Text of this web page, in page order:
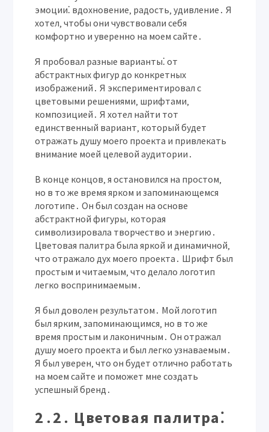
эмоции⁚ вдохновение‚ радость‚ удивление․ Я
хотел‚ чтобы они чувствовали себя
комфортно и уверенно на моем сайте․
Я пробовал разные варианты⁚ от
абстрактных фигур до конкретных
изображений․ Я экспериментировал с
цветовыми решениями‚ шрифтами‚
композицией․ Я хотел найти тот
единственный вариант‚ который будет
отражать душу моего проекта и привлекать
внимание моей целевой аудитории․
В конце концов‚ я остановился на простом‚
но в то же время ярком и запоминающемся
логотипе․ Он был создан на основе
абстрактной фигуры‚ которая
символизировала творчество и энергию․
Цветовая палитра была яркой и динамичной‚
что отражало дух моего проекта․ Шрифт был
простым и читаемым‚ что делало логотип
легко воспринимаемым․
Я был доволен результатом․ Мой логотип
был ярким‚ запоминающимся‚ но в то же
время простым и лаконичным․ Он отражал
душу моего проекта и был легко узнаваемым․
Я был уверен‚ что он будет отлично работать
на моем сайте и поможет мне создать
успешный бренд․
2․2․ Цветовая палитра⁚